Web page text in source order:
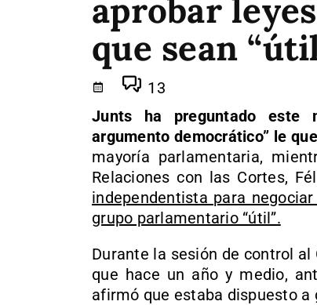
aprobar
que sean
13
Junts ha preguntado este
argumento democrático” le
mayoría parlamentaria,
Relaciones con las Cortes,
independentista para
grupo parlamentario “útil”.
Durante la sesión de control
que hace un año y medio,
afirmó que estaba dispuesto a